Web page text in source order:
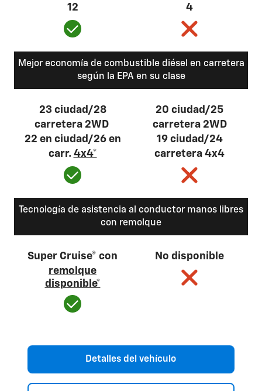
12 4
Mejor economía de combustible diésel en carretera
según la EPA en su clase
23 ciudad/28
carretera 2WD​
22 en ciudad/26 en
carr. 4x4*
20 ciudad/25
carretera 2WD​
19 ciudad/24
carretera 4x4
Tecnología de asistencia al conductor manos libres
con remolque
Super Cruise® con
remolque
disponible*
No disponible
Detalles del vehículo